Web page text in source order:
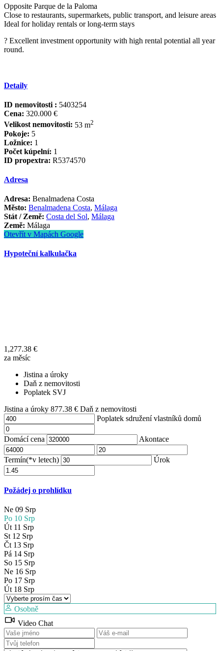
Opposite ‌Parque ‌de ‌la ‌Paloma
Close to ‌restaurants, ‌supermarkets, public ‌transport, and ‌leisure areas
Ideal for ‌holiday ‌rentals ‌or long-term stays
? ‌Excellent ‌investment opportunity with ‌high ‌rental ‌potential ‌all ‌year
‌round.
Detaily
ID nemovitosti : 5403254
Cena: 320.000 €
Velikost nemovitosti: 53 m2
Pokoje: 5
Ložnice: 1
Počet kúpelní: 1
ID propextra: R5374570
Adresa
Adresa: Benalmadena Costa
Město: Benalmadena Costa,Málaga
Stát / Země: Costa del Sol,Málaga
Země: Málaga
Otevřít v Mapách Google
Hypoteční kalkulačka
1,277.38 €
za měsíc
Jistina a úroky
Daň z nemovitosti
Poplatek SVJ
Jistina a úroky 877.38 €Daň z nemovitosti
Poplatek sdružení vlastníků domů
Domácí cena Akontace
Termín(*v letech) Úrok
Požádej o prohlídku
Ne 09 Srp
Po 10 Srp
Út 11 Srp
St 12 Srp
Čt 13 Srp
Pá 14 Srp
So 15 Srp
Ne 16 Srp
Po 17 Srp
Út 18 Srp
Osobně
Video Chat